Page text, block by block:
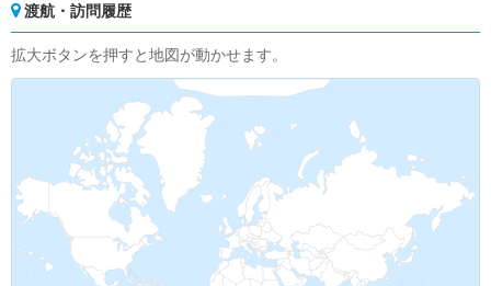
渡航・訪問履歴
拡大ボタンを押すと地図が動かせます。